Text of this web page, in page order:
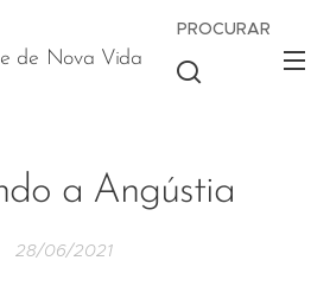
de Nova Vida
PROCURAR
a Angústia
28/06/2021